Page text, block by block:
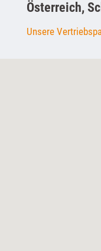
Österreich,
Unsere